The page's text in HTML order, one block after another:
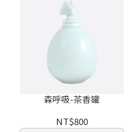
森呼吸-茶香罐
NT$800